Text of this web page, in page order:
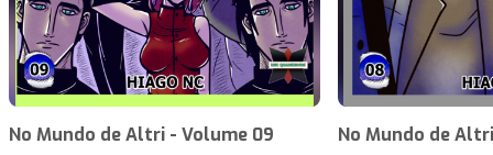
No Mundo de Altri - Volume 09 No Mundo de